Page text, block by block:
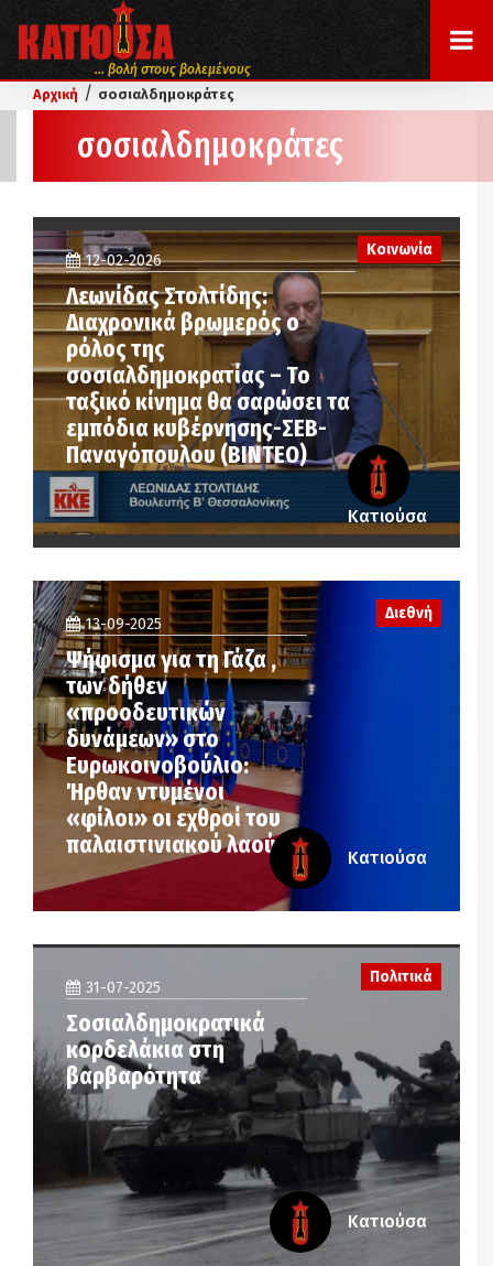
... βολή στους βολεμένους
Αρχική / σοσιαλδημοκράτες
σοσιαλδημοκράτες
Κοινωνία
12-02-2026
Λεωνίδας Στολτίδης:
Διαχρονικά βρωμερός ο
ρόλος της
σοσιαλδημοκρατίας – Το
ταξικό κίνημα θα σαρώσει τα
εμπόδια κυβέρνησης-ΣΕΒ-
Παναγόπουλου (ΒΙΝΤΕΟ)
Κατιούσα
13-09-2025
Ψήφισμα για τη Γάζα ,
των δήθεν
«προοδευτικών
δυνάμεων» στο
Ευρωκοινοβούλιο:
Ήρθαν ντυμένοι
«φίλοι» οι εχθροί του
παλαιστινιακού λαού…
Διεθνή
Κατιούσα
31-07-2025
Σοσιαλδημοκρατικά
κορδελάκια στη
βαρβαρότητα
Πολιτικά
Κατιούσα